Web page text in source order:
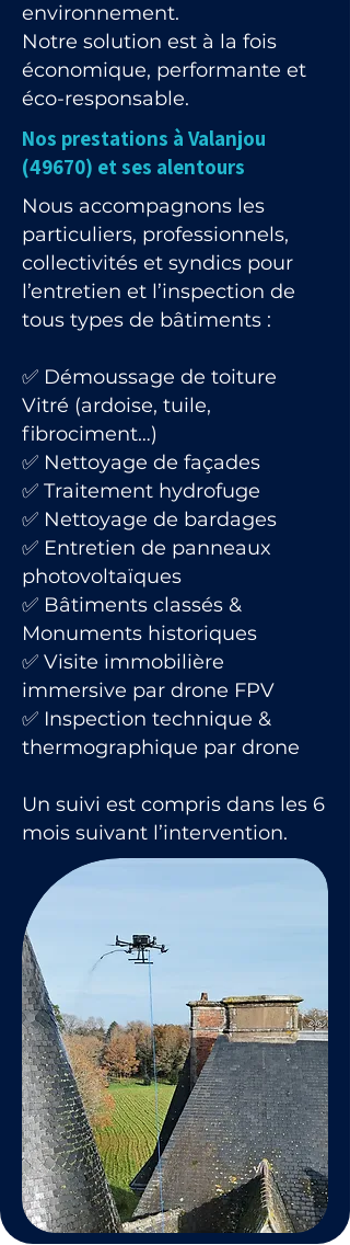
environnement.
Notre solution est à la fois
économique, performante et
éco-responsable.
Nos prestations à Valanjou
(49670) et ses alentours
Nous accompagnons les
particuliers, professionnels,
collectivités et syndics pour
l’entretien et l’inspection de
tous types de bâtiments :
✅ Démoussage de toiture
Vitré (ardoise, tuile,
fibrociment…)
✅ Nettoyage de façades
✅ Traitement hydrofuge
✅ Nettoyage de bardages
✅ Entretien de panneaux
photovoltaïques
✅ Bâtiments classés &
Monuments historiques
✅ Visite immobilière
immersive par drone FPV
✅ Inspection technique &
thermographique par drone
Un suivi est compris dans les 6
mois suivant l’intervention.